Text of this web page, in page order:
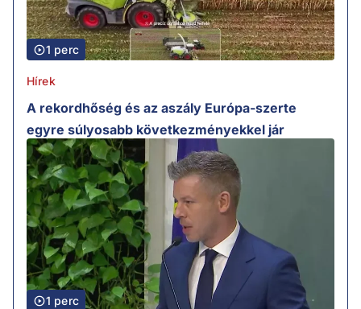
1 perc
Hírek
A rekordhőség és az aszály Európa-szerte
egyre súlyosabb következményekkel jár
1 perc